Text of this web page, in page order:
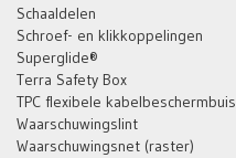
Schaaldelen
Schroef- en klikkoppelingen
Superglide®
Terra Safety Box
TPC flexibele kabelbeschermbuis
Waarschuwingslint
Waarschuwingsnet (raster)